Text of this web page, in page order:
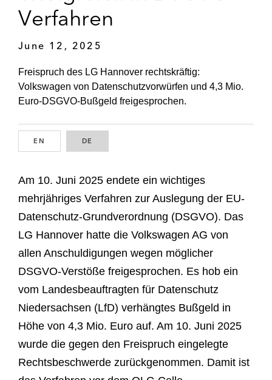
Verfahren
June 12, 2025
Freispruch des LG Hannover rechtskräftig:
Volkswagen von Datenschutzvorwürfen und 4,3 Mio.
Euro-DSGVO-Bußgeld freigesprochen.
EN DE
Am 10. Juni 2025 endete ein wichtiges
mehrjähriges Verfahren zur Auslegung der EU-
Datenschutz-Grundverordnung (DSGVO). Das
LG Hannover hatte die Volkswagen AG von
allen Anschuldigungen wegen möglicher
DSGVO-Verstöße freigesprochen. Es hob ein
vom Landesbeauftragten für Datenschutz
Niedersachsen (LfD) verhängtes Bußgeld in
Höhe von 4,3 Mio. Euro auf. Am 10. Juni 2025
wurde die gegen den Freispruch eingelegte
Rechtsbeschwerde zurückgenommen. Damit ist